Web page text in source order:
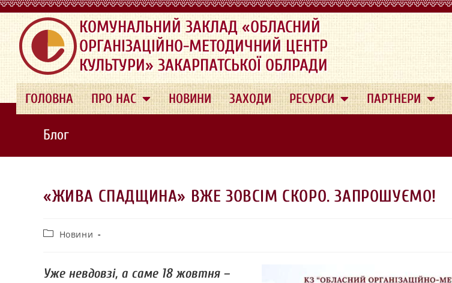
.
КОМУНАЛЬНИЙ ЗАКЛАД «ОБЛАСНИЙ
ОРГАНІЗАЦІЙНО-МЕТОДИЧНИЙ ЦЕНТР
КУЛЬТУРИ» ЗАКАРПАТСЬКОЇ ОБЛРАДИ
ГОЛОВНА ПРО НАС НОВИНИ ЗАХОДИ РЕСУРСИ ПАРТНЕРИ
Блог
«ЖИВА СПАДЩИНА» ВЖЕ ЗОВСІМ СКОРО. ЗАПРОШУЄМО!
Новини
Уже невдовзі, а саме 18 жовтня –